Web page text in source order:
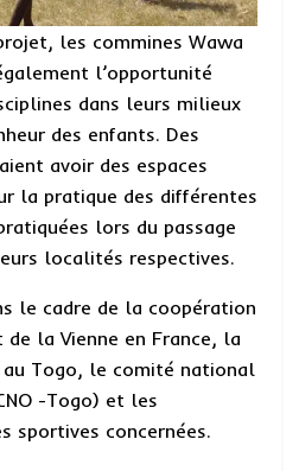
les commines Wawa
l’opportunité
dans leurs milieux
des enfants. Des
avoir des espaces
la pratique des différentes
lors du passage
localités respectives.
le cadre de la coopération
la Vienne en France, la
au Togo, le comité national
-Togo) et les
sportives concernées.